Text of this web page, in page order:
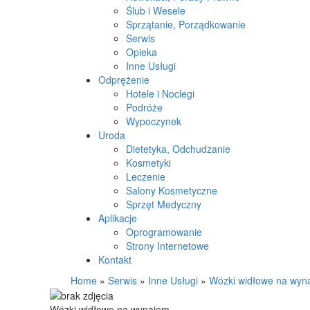
Ślub i Wesele
Sprzątanie, Porządkowanie
Serwis
Opieka
Inne Usługi
Odprężenie
Hotele i Noclegi
Podróże
Wypoczynek
Uroda
Dietetyka, Odchudzanie
Kosmetyki
Leczenie
Salony Kosmetyczne
Sprzęt Medyczny
Aplikacje
Oprogramowanie
Strony Internetowe
Kontakt
Home » Serwis » Inne Usługi » Wózki widłowe na